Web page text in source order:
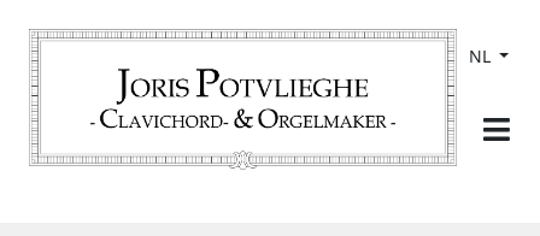
NL